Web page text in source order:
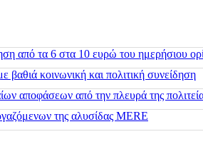
από τα 6 στα 10 ευρώ του ημερήσιου
κοινωνική και πολιτική συνείδηση
αποφάσεων από την πλευρά της
της αλυσίδας MERE